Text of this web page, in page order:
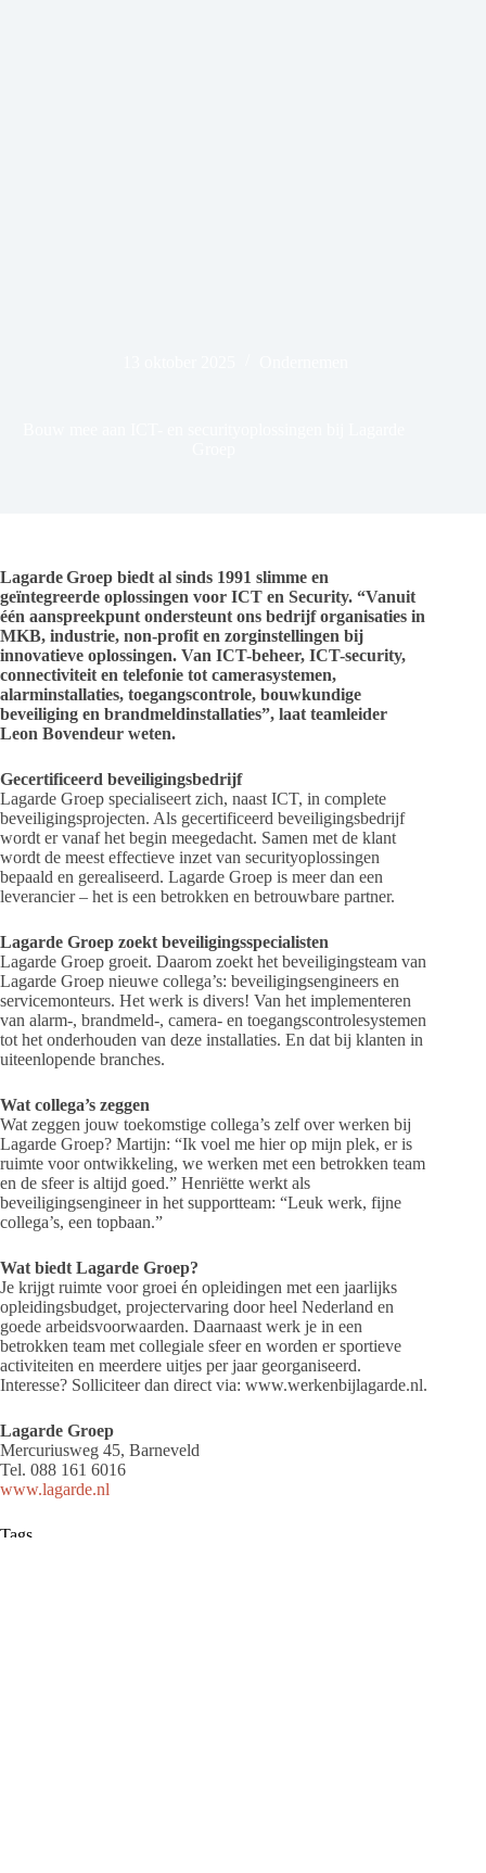
Lagarde Groep biedt al sinds 1991 slimme en
geïntegreerde oplossingen voor ICT en Security. “Vanuit
één aanspreekpunt ondersteunt ons bedrijf organisaties in
MKB, industrie, non-profit en zorginstellingen bij
innovatieve oplossingen. Van ICT-beheer, ICT-security,
connectiviteit en telefonie tot camerasystemen,
alarminstallaties, toegangscontrole, bouwkundige
beveiliging en brandmeldinstallaties”, laat teamleider
Leon Bovendeur weten.
Gecertificeerd beveiligingsbedrijf
Lagarde Groep specialiseert zich, naast ICT, in complete
beveiligingsprojecten. Als gecertificeerd beveiligingsbedrijf
wordt er vanaf het begin meegedacht. Samen met de klant
wordt de meest effectieve inzet van securityoplossingen
bepaald en gerealiseerd. Lagarde Groep is meer dan een
leverancier – het is een betrokken en betrouwbare partner.
Lagarde Groep zoekt beveiligingsspecialisten
Lagarde Groep groeit. Daarom zoekt het beveiligingsteam van
Lagarde Groep nieuwe collega’s: beveiligingsengineers en
servicemonteurs. Het werk is divers! Van het implementeren
van alarm-, brandmeld-, camera- en toegangscontrolesystemen
tot het onderhouden van deze installaties. En dat bij klanten in
uiteenlopende branches.
Wat collega’s zeggen
Wat zeggen jouw toekomstige collega’s zelf over werken bij
Lagarde Groep? Martijn: “Ik voel me hier op mijn plek, er is
ruimte voor ontwikkeling, we werken met een betrokken team
en de sfeer is altijd goed.” Henriëtte werkt als
beveiligingsengineer in het supportteam: “Leuk werk, fijne
collega’s, een topbaan.”
Wat biedt Lagarde Groep?
Je krijgt ruimte voor groei én opleidingen met een jaarlijks
opleidingsbudget, projectervaring door heel Nederland en
goede arbeidsvoorwaarden. Daarnaast werk je in een
betrokken team met collegiale sfeer en worden er sportieve
activiteiten en meerdere uitjes per jaar georganiseerd.
Interesse? Solliciteer dan direct via: www.werkenbijlagarde.nl.
Lagarde Groep
Mercuriusweg 45, Barneveld
Tel. 088 161 6016
www.lagarde.nl
Tags